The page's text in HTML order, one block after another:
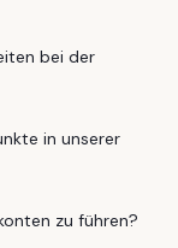
bei der
in unserer
zu führen?